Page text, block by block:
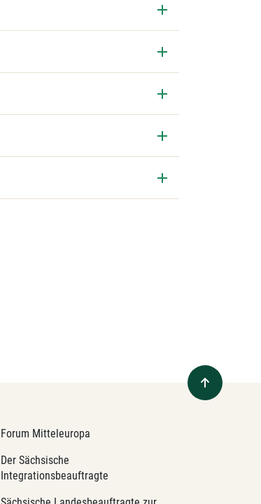
Forum Mitteleuropa
Der Sächsische
Integrationsbeauftragte